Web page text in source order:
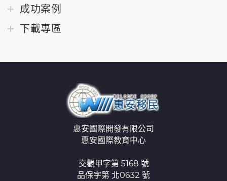
成功案例
下載專區
惠安國際開發有限公司
惠安國際教育中心
交觀甲字第 5168 號
品保字第 北0632 號